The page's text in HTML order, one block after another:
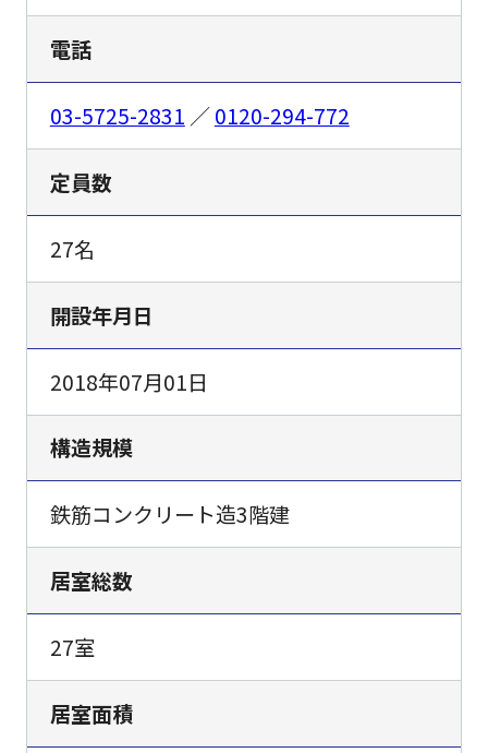
電話
03-5725-2831 ／0120-294-772
定員数
27名
開設年月日
2018年07月01日
構造規模
鉄筋コンクリート造3階建
居室総数
27室
居室面積